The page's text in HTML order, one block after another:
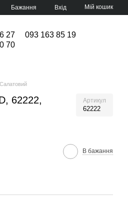
Бажання Вхід Мій кошик
27
093 163 85 19
70
62222,
Артикул
62222
В бажання